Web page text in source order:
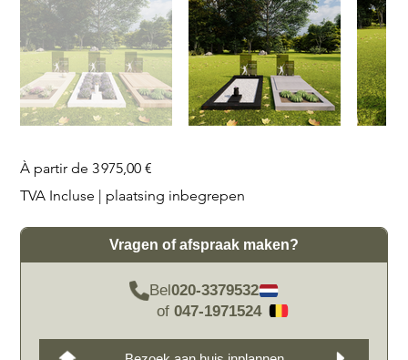
À partir de Prix
3 975,00 €
TVA Incluse
plaatsing inbegrepen
Vragen of afspraak maken?
Bel020-3379532
of 047-1971524